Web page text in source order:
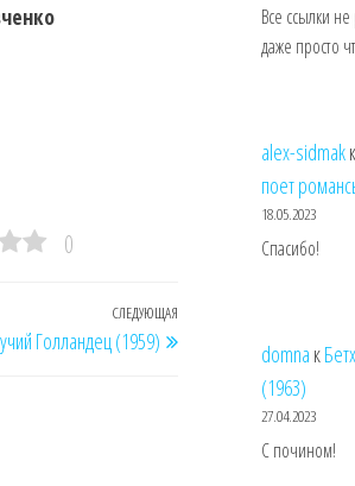
0
Следующая
запись
СЛЕДУЮЩАЯ
Голландец (1959)
Все ссылки
даже просто
alex-sidmakк
поет
18.05.2023
Спасибо!
domna к
(1963)
27.04.2023
С почином!